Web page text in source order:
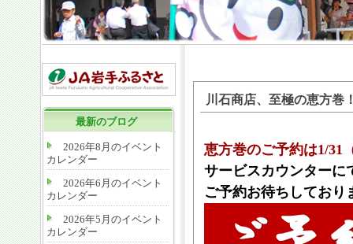
最新のブログ
2026年8月のイベント
カレンダー
2026年6月のイベント
カレンダー
2026年5月のイベント
カレンダー
川石商店、至極の恵方巻
恵方巻のご予約は1/31
サービスカウンターに
ご予約お待ちしており